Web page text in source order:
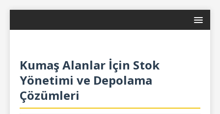
Kumaş Alanlar İçin Stok
Yönetimi ve Depolama
Çözümleri